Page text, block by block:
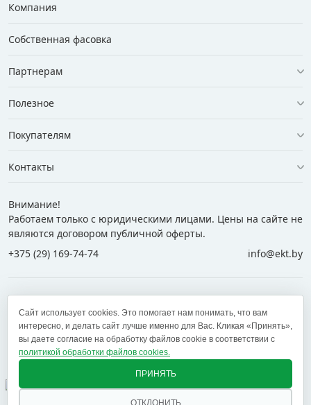
Компания
Собственная фасовка
Партнерам
Полезное
Покупателям
Контакты
Внимание!
Работаем только с юридическими лицами. Цены на сайте не
являются договором публичной оферты.
+375 (29) 169-74-74
info@ekt.by
+375 (17) 269-74-74
zakaz@ekt.by
Оставить отзыв
Сайт использует cookies. Это помогает нам понимать, что вам
интересно, и делать сайт лучше именно для Вас. Кликая «Принять»,
вы даете согласие на обработку файлов cookie в соответствии с
политикой обработки файлов cookies.
ОТКЛОНИТЬ
ПРИНЯТЬ